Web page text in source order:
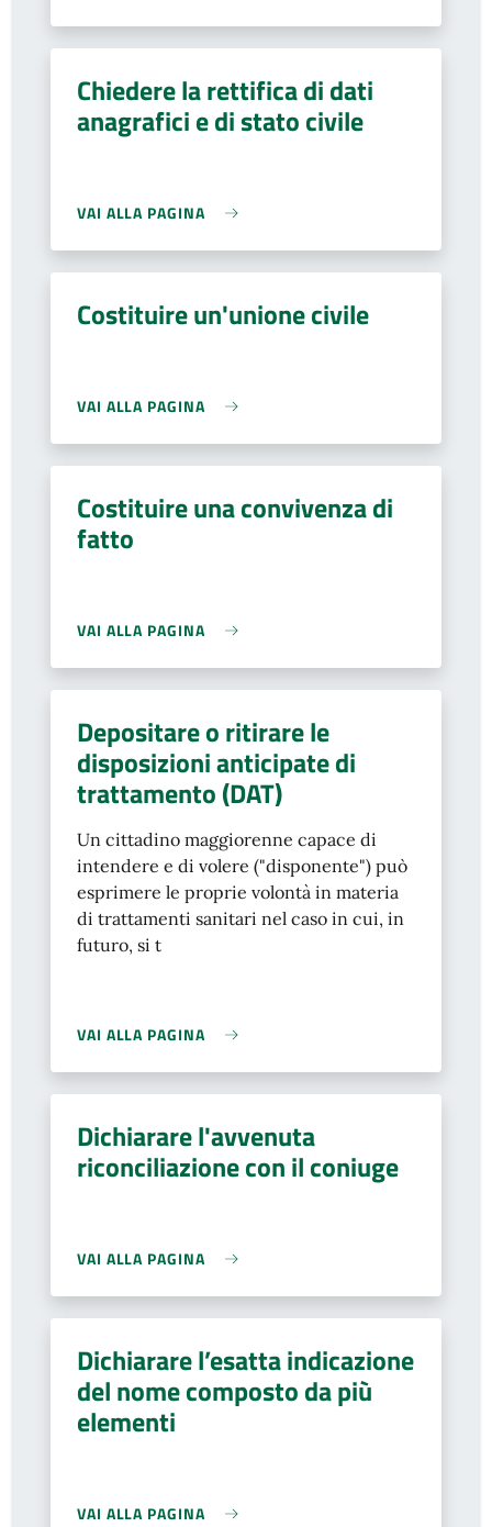
Chiedere la rettifica di dati
anagrafici e di stato civile
VAI ALLA PAGINA
Costituire un'unione civile
VAI ALLA PAGINA
Costituire una convivenza di
fatto
VAI ALLA PAGINA
Depositare o ritirare le
disposizioni anticipate di
trattamento (DAT)
Un cittadino maggiorenne capace di
intendere e di volere ("disponente") può
esprimere le proprie volontà in materia
di trattamenti sanitari nel caso in cui, in
futuro, si t
VAI ALLA PAGINA
Dichiarare l'avvenuta
riconciliazione con il coniuge
VAI ALLA PAGINA
Dichiarare l’esatta indicazione
del nome composto da più
elementi
VAI ALLA PAGINA